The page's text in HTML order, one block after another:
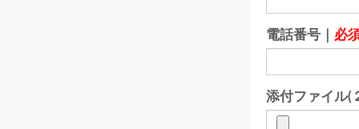
電話番号｜ 必
添付ファイル(